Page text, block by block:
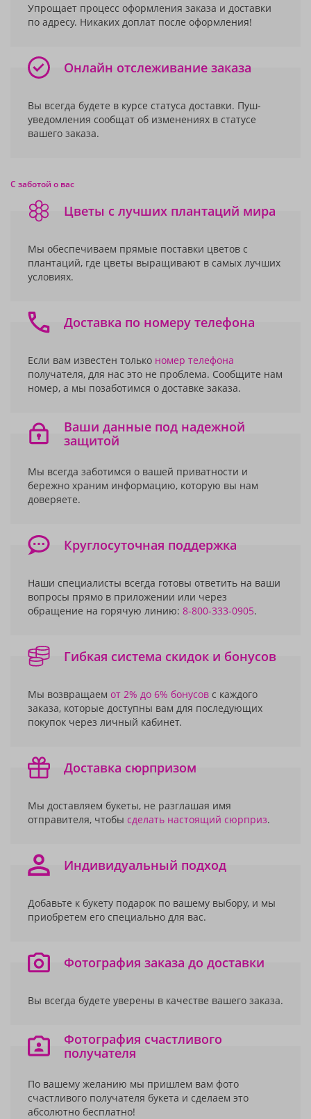
Упрощает процесс оформления заказа и доставки
по адресу. Никаких доплат после оформления!
Онлайн отслеживание заказа
Вы всегда будете в курсе статуса доставки. Пуш-
уведомления сообщат об изменениях в статусе
вашего заказа.
С заботой о вас
Цветы с лучших плантаций мира
Мы обеспечиваем прямые поставки цветов с
плантаций, где цветы выращивают в самых лучших
условиях.
Доставка по номеру телефона
Если вам известен только номер телефона
получателя, для нас это не проблема. Сообщите нам
номер, а мы позаботимся о доставке заказа.
Ваши данные под надежной
защитой
Мы всегда заботимся о вашей приватности и
бережно храним информацию, которую вы нам
доверяете.
Круглосуточная поддержка
Наши специалисты всегда готовы ответить на ваши
вопросы прямо в приложении или через
обращение на горячую линию: 8-800-333-0905.
Гибкая система скидок и бонусов
Мы возвращаем от 2% до 6% бонусов с каждого
заказа, которые доступны вам для последующих
покупок через личный кабинет.
Доставка сюрпризом
Мы доставляем букеты, не разглашая имя
отправителя, чтобы сделать настоящий сюрприз.
Индивидуальный подход
Добавьте к букету подарок по вашему выбору, и мы
приобретем его специально для вас.
Фотография заказа до доставки
Вы всегда будете уверены в качестве вашего заказа.
Фотография счастливого
получателя
По вашему желанию мы пришлем вам фото
счастливого получателя букета и сделаем это
абсолютно бесплатно!